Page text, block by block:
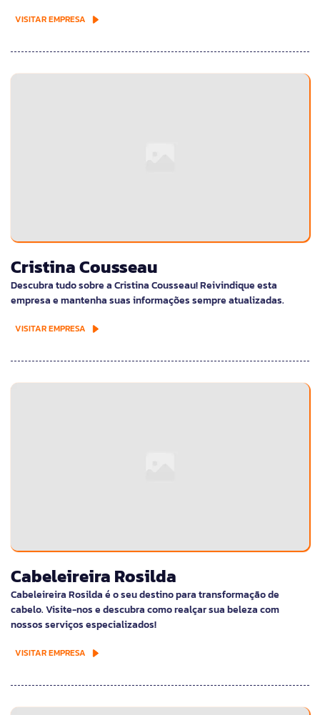
VISITAR EMPRESA
Cristina Cousseau
Descubra tudo sobre a Cristina Cousseau! Reivindique esta
empresa e mantenha suas informações sempre atualizadas.
VISITAR EMPRESA
Cabeleireira Rosilda
Cabeleireira Rosilda é o seu destino para transformação de
cabelo. Visite-nos e descubra como realçar sua beleza com
nossos serviços especializados!
VISITAR EMPRESA